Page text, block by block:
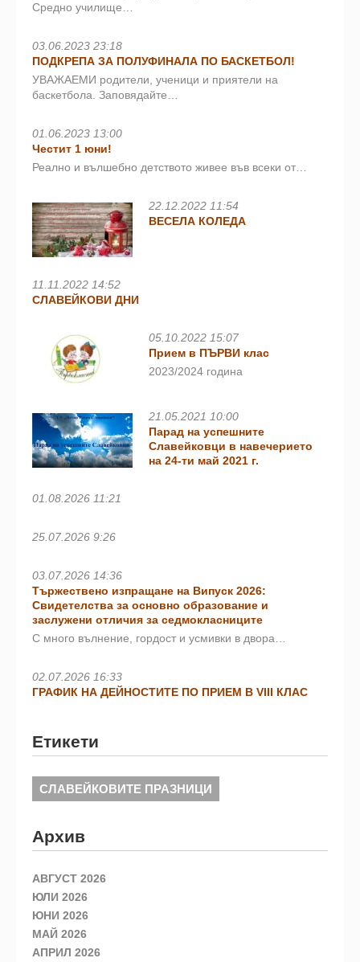
Средно училище…
03.06.2023 23:18
ПОДКРЕПА ЗА ПОЛУФИНАЛА ПО БАСКЕТБОЛ!
УВАЖАЕМИ родители, ученици и приятели на
баскетбола. Заповядайте…
01.06.2023 13:00
Честит 1 юни!
Реално и вълшебно детството живее във всеки от…
22.12.2022 11:54
ВЕСЕЛА КОЛЕДА
11.11.2022 14:52
СЛАВЕЙКОВИ ДНИ
05.10.2022 15:07
Прием в ПЪРВИ клас
2023/2024 година
21.05.2021 10:00
Парад на успешните
Славейковци в навечерието
на 24-ти май 2021 г.
01.08.2026 11:21
25.07.2026 9:26
03.07.2026 14:36
Тържествено изпращане на Випуск 2026:
Свидетелства за основно образование и
заслужени отличия за седмокласниците
С много вълнение, гордост и усмивки в двора…
02.07.2026 16:33
ГРАФИК НА ДЕЙНОСТИТЕ ПО ПРИЕМ В VIII КЛАС
Етикети
СЛАВЕЙКОВИТЕ ПРАЗНИЦИ
Архив
АВГУСТ 2026
ЮЛИ 2026
ЮНИ 2026
МАЙ 2026
АПРИЛ 2026